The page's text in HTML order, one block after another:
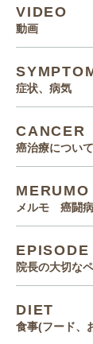
VIDEO
動画
症状、病気
CANCER
癌治療につい
MERUMO
メルモ 癌闘病
EPISODE
院長の大切な
DIET
食事(フード、